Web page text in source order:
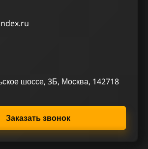
шоссе, 3Б, Москва, 142718
Заказать звонок